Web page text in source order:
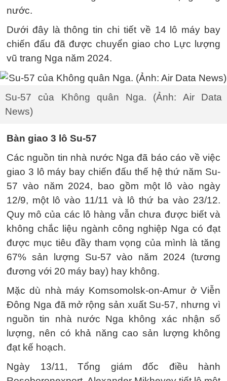
nước.
Dưới đây là thông tin chi tiết về 14 lô máy bay
chiến đấu đã được chuyển giao cho Lực lượng
vũ trang Nga năm 2024.
Su-57 của Không quân Nga. (Ảnh: Air Data
News)
Bàn giao 3 lô Su-57
Các nguồn tin nhà nước Nga đã báo cáo về việc
giao 3 lô máy bay chiến đấu thế hệ thứ năm Su-
57 vào năm 2024, bao gồm một lô vào ngày
12/9, một lô vào 11/11 và lô thứ ba vào 23/12.
Quy mô của các lô hàng vẫn chưa được biết và
không chắc liệu ngành công nghiệp Nga có đạt
được mục tiêu đầy tham vọng của mình là tăng
67% sản lượng Su-57 vào năm 2024 (tương
đương với 20 máy bay) hay không.
Mặc dù nhà máy Komsomolsk-on-Amur ở Viễn
Đông Nga đã mở rộng sản xuất Su-57, nhưng vì
nguồn tin nhà nước Nga không xác nhận số
lượng, nên có khả năng cao sản lượng không
đạt kế hoạch.
Ngày 13/11, Tổng giám đốc điều hành